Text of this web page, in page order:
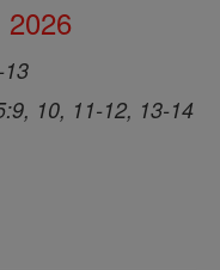
2026
10, 11-12, 13-14